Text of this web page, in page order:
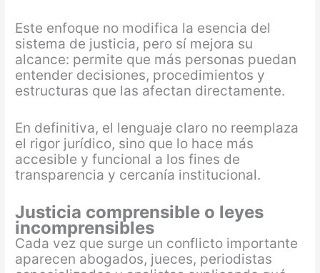
Este enfoque no modifica la esencia del
sistema de justicia, pero sí mejora su
alcance: permite que más personas puedan
entender decisiones, procedimientos y
estructuras que las afectan directamente.
En definitiva, el lenguaje claro no reemplaza
el rigor jurídico, sino que lo hace más
accesible y funcional a los fines de
transparencia y cercanía institucional.
Justicia comprensible o leyes
incomprensibles
Cada vez que surge un conflicto importante
aparecen abogados, jueces, periodistas